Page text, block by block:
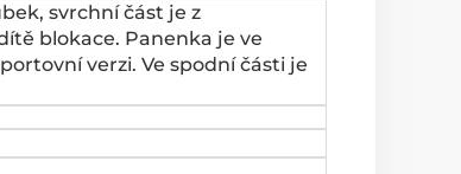
svrchní část je z
blokace. Panenka je ve
verzi. Ve spodní části je